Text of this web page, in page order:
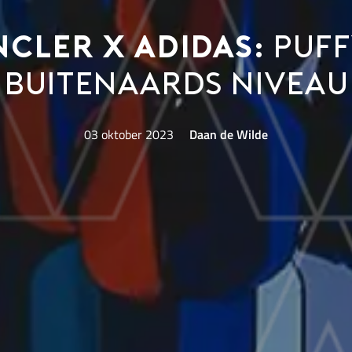
x adidas:
buitenaards niveau
03 oktober 2023 Daan de Wilde